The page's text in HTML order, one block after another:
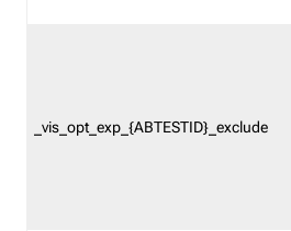
_vis_opt_exp_{ABTESTID}_exclude